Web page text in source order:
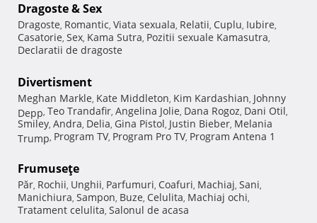
Dragoste & Sex
Dragoste, Romantic, Viata sexuala, Relatii, Cuplu, Iubire,
Casatorie, Sex, Kama Sutra, Pozitii sexuale Kamasutra,
Declaratii de dragoste
Divertisment
Meghan Markle, Kate Middleton, Kim Kardashian, Johnny
Depp, Teo Trandafir, Angelina Jolie, Dana Rogoz, Dani Otil,
Smiley, Andra, Delia, Gina Pistol, Justin Bieber, Melania
Trump, Program TV, Program Pro TV, Program Antena 1
Frumuseţe
Păr, Rochii, Unghii, Parfumuri, Coafuri, Machiaj, Sani,
Manichiura, Sampon, Buze, Celulita, Machiaj ochi,
Tratament celulita, Salonul de acasa